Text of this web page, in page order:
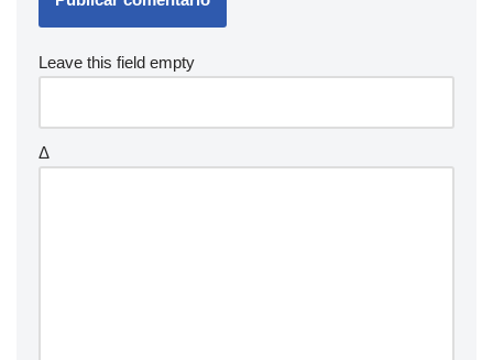
Leave this field empty
Δ